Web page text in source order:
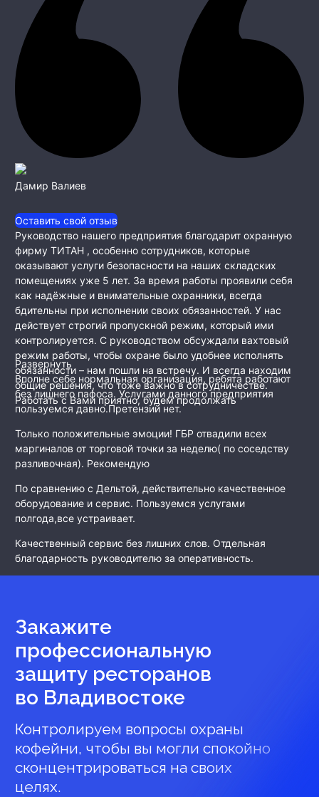
Дамир Валиев
Оставить свой отзыв
Руководство нашего предприятия благодарит охранную
фирму ТИТАН , особенно сотрудников, которые
оказывают услуги безопасности на наших складских
помещениях уже 5 лет. За время работы проявили себя
как надёжные и внимательные охранники, всегда
бдительны при исполнении своих обязанностей. У нас
действует строгий пропускной режим, который ими
контролируется. С руководством обсуждали вахтовый
режим работы, чтобы охране было удобнее исполнять
обязанности – нам пошли на встречу. И всегда находим
общие решения, что тоже важно в сотрудничестве.
Работать с Вами приятно, будем продолжать
Развернуть
Вполне себе нормальная организация, ребята работают
без лишнего пафоса. Услугами данного предприятия
пользуемся давно.Претензий нет.
Только положительные эмоции! ГБР отвадили всех
маргиналов от торговой точки за неделю( по соседству
разливочная). Рекомендую
По сравнению с Дельтой, действительно качественное
оборудование и сервис. Пользуемся услугами
полгода,все устраивает.
Качественный сервис без лишних слов. Отдельная
благодарность руководителю за оперативность.
Закажите
профессиональную
защиту ресторанов
во Владивостоке
Контролируем вопросы охраны
кофейни, чтобы вы могли спокойно
сконцентрироваться на своих
целях.